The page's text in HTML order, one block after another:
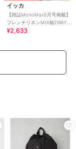
イッカ
【雑誌MonoMax5月号掲載】
フレンチリネンMIX袖2WAYシ
ャツ【接触冷感】「小泉孝太
¥2,633